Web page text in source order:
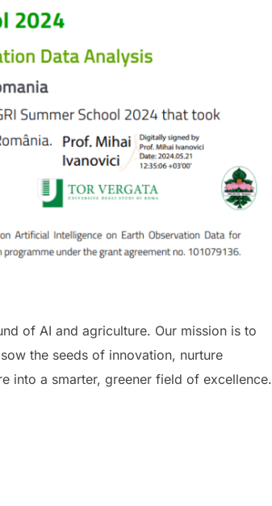
of AI and agriculture. Our mission is to
the seeds of innovation, nurture
into a smarter, greener field of excellence.